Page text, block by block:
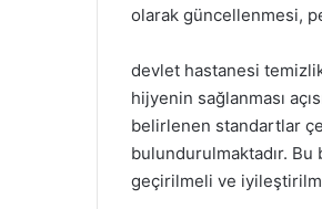
olarak güncellenmesi,
devlet hastanesi
hijyenin sağlanması
belirlenen standartlar
bulundurulmaktadır.
geçirilmeli ve